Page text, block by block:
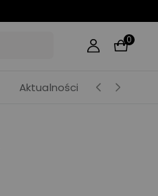
0
Aktualności